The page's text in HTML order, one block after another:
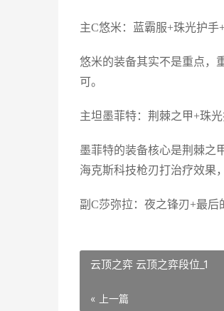
主C悠米：蓝霸服+珠光护手
悠米的装备其实不是重点，
可。
主坦墨菲特：荆棘之甲+珠
墨菲特的装备核心是荆棘之
海克斯科技枪刃打治疗效果
副C莎弥拉：夜之锋刃+最后
云顶之弈 云顶之弈段位_1
« 上一篇